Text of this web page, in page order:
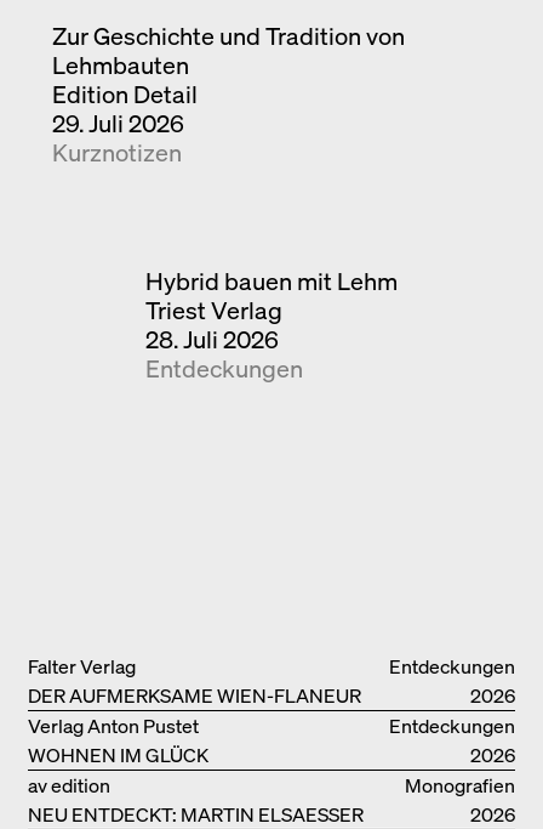
Zur Geschichte und Tradition von
Lehmbauten
Edition Detail
29. Juli 2026
Kurznotizen
Hybrid bauen mit Lehm
Triest Verlag
28. Juli 2026
Entdeckungen
Entdeckungen
DER AUFMERKSAME WIEN-FLANEUR
Falter Verlag
2026
Entdeckungen
WOHNEN IM GLÜCK
Verlag Anton Pustet
2026
Monografien
NEU ENTDECKT: MARTIN ELSAESSER
av edition
2026